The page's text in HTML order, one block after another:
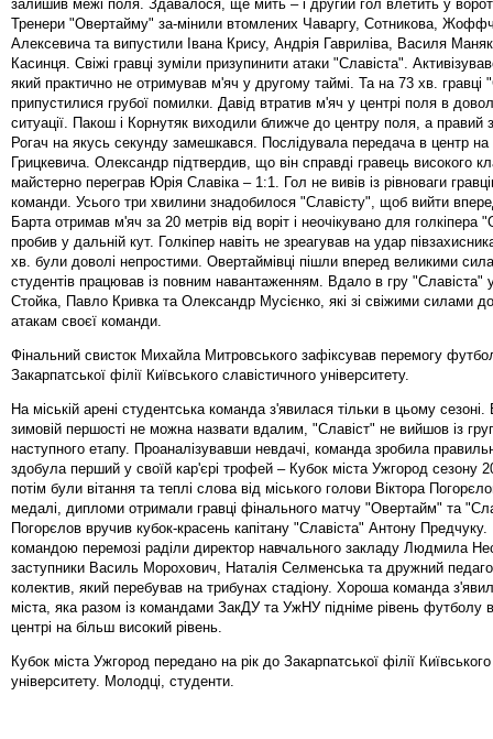
залишив межі поля. Здавалося, ще мить – і другий гол влетить у
Тренери "Овертайму" за-мінили втомлених Чаваргу, Сотникова,
Алексевича та випустили Івана Крису, Андрія Гавриліва, Василя
Касинця. Свіжі гравці зуміли призупинити атаки "Славіста".
який практично не отримував м'яч у другому таймі. Та на 73 хв. гравці
припустилися грубої помилки. Давід втратив м'яч у центрі поля в
ситуації. Пакош і Корнутяк виходили ближче до центру поля, а правий
Рогач на якусь секунду замешкався. Послідувала передача в центр на
Грицкевича. Олександр підтвердив, що він справді гравець високого
майстерно переграв Юрія Славіка – 1:1. Гол не вивів із рівноваги
команди. Усього три хвилини знадобилося "Славісту", щоб вийти
Барта отримав м'яч за 20 метрів від воріт і неочікувано для голкіпера
пробив у дальній кут. Голкіпер навіть не зреагував на удар
хв. були доволі непростими. Овертаймівці пішли вперед великими
студентів працював із повним навантаженням. Вдало в гру "Славіста"
Стойка, Павло Кривка та Олександр Мусієнко, які зі свіжими силами
атакам своєї команди.
Фінальний свисток Михайла Митровського зафіксував перемогу
Закарпатської філії Київського славістичного університету.
На міській арені студентська команда з'явилася тільки в цьому сезоні.
зимовій першості не можна назвати вдалим, "Славіст" не вийшов із
наступного етапу. Проаналізувавши невдачі, команда зробила
здобула перший у своїй кар'єрі трофей – Кубок міста Ужгород сезону
потім були вітання та теплі слова від міського голови Віктора
медалі, дипломи отримали гравці фінального матчу "Овертайм" та
Погорєлов вручив кубок-красень капітану "Славіста" Антону Предчуку.
командою перемозі раділи директор навчального закладу Людмила
заступники Василь Морохович, Наталія Селменська та дружний
колектив, який перебував на трибунах стадіону. Хороша команда
міста, яка разом із командами ЗакДУ та УжНУ підніме рівень футболу
центрі на більш високий рівень.
Кубок міста Ужгород передано на рік до Закарпатської філії
університету. Молодці, студенти.